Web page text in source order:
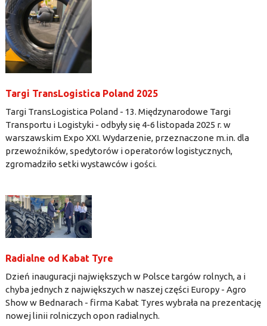
Targi TransLogistica Poland 2025
Targi TransLogistica Poland - 13. Międzynarodowe Targi
Transportu i Logistyki - odbyły się 4-6 listopada 2025 r. w
warszawskim Expo XXI. Wydarzenie, przeznaczone m.in. dla
przewoźników, spedytorów i operatorów logistycznych,
zgromadziło setki wystawców i gości.
Radialne od Kabat Tyre
Dzień inauguracji największych w Polsce targów rolnych, a i
chyba jednych z największych w naszej części Europy - Agro
Show w Bednarach - firma Kabat Tyres wybrała na prezentację
nowej linii rolniczych opon radialnych.